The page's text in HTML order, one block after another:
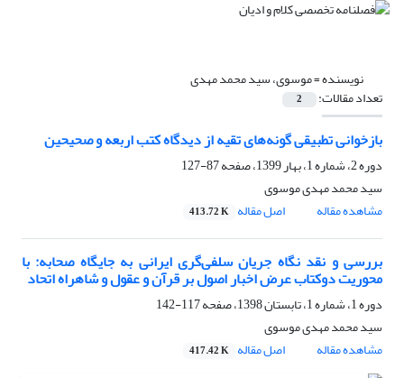
نویسنده =موسوی، سید محمد مهدی
تعداد مقالات: 2
بازخوانی تطبیقی گونه‌های تقیه از دیدگاه کتب اربعه و صحیحین
دوره 2، شماره 1، بهار 1399، صفحه
87-127
سید محمد مهدی موسوی
مشاهده مقاله
اصل مقاله 413.72 K
بررسی و نقد نگاه جریان سلفی‌گری ایرانی به جایگاه صحابه: با
محوریت دوکتاب عرض اخبار اصول بر قرآن و عقول و شاهراه اتحاد
دوره 1، شماره 1، تابستان 1398، صفحه
117-142
سید محمد مهدی موسوی
مشاهده مقاله
اصل مقاله 417.42 K